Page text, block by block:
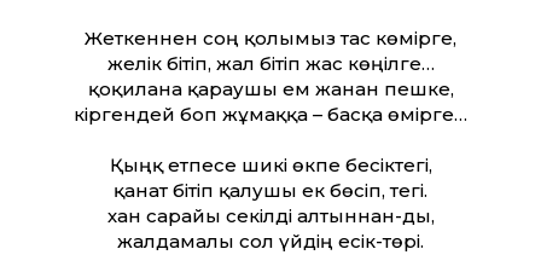
Жеткеннен соң қолымыз тас көмірге,
желік бітіп, жал бітіп жас көңілге…
қоқилана қараушы ем жанған пешке,
кіргендей боп жұмаққа – басқа өмірге…
Қыңқ етпесе шикі өкпе бесіктегі,
қанат бітіп қалушы ек бөсіп, тегі.
хан сарайы секілді алтыннан-ды,
жалдамалы сол үйдің есік-төрі.